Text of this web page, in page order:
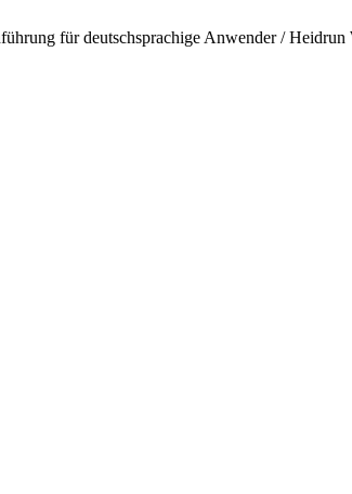
für deutschsprachige Anwender /